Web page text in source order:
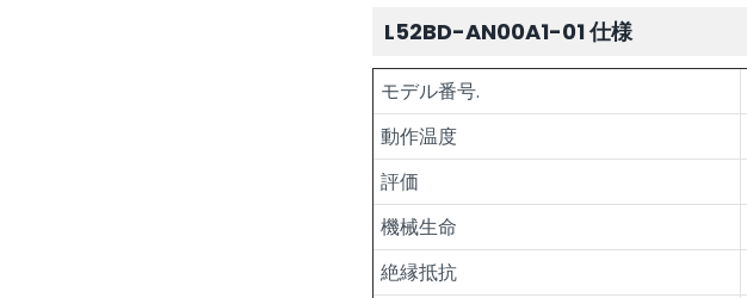
L52BD-AN00A1-01 仕様
モデル番号.
動作温度
評価
機械生命
絶縁抵抗